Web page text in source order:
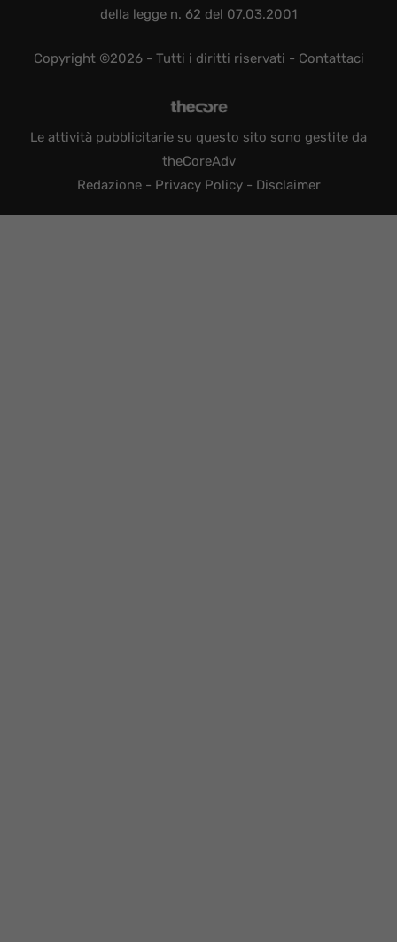
della legge n. 62 del 07.03.2001
Copyright ©2026 - Tutti i diritti riservati - Contattaci
Le attività pubblicitarie su questo sito sono gestite da
theCoreAdv
Redazione- Privacy Policy- Disclaimer